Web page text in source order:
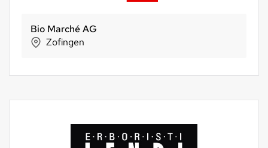
Bio Marché AG
Zofingen